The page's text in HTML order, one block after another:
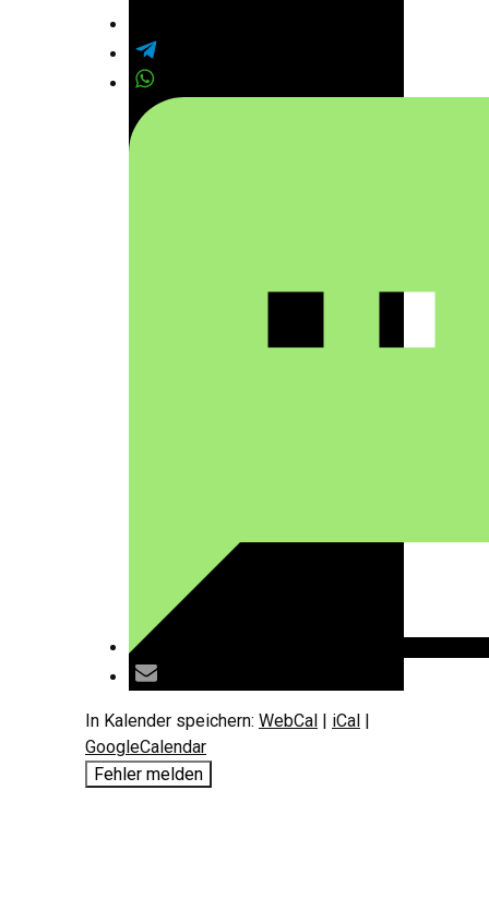
In Kalender speichern: WebCal | iCal |
GoogleCalendar
Fehler melden